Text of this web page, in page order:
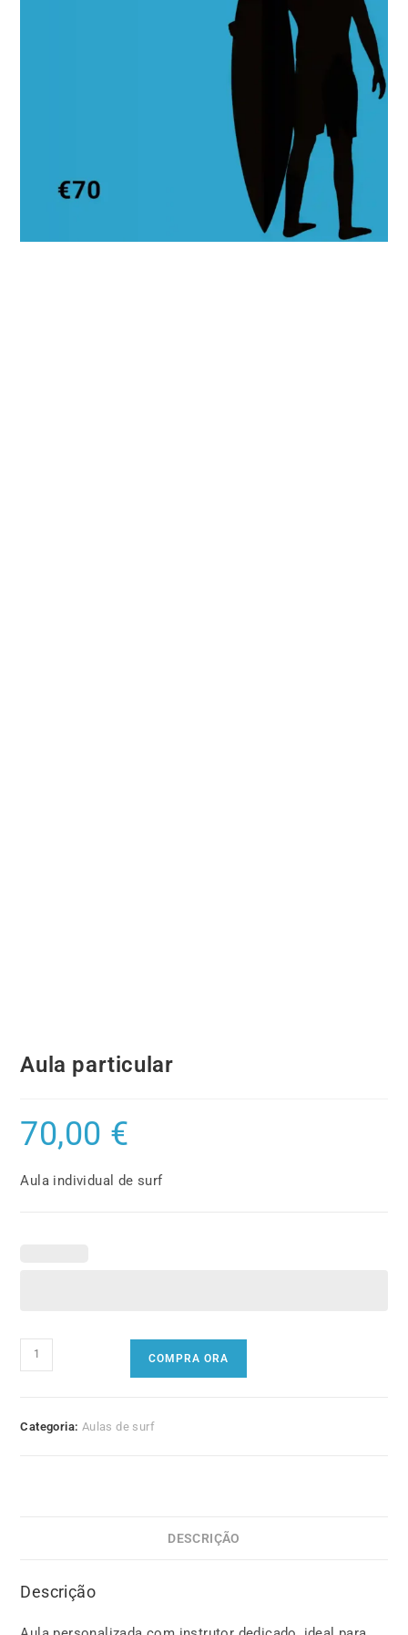
Aula particular
70,00 €
Aula individual de surf
Quantidade
de
COMPRA ORA
Categoria: Aulas de surf
DESCRIÇÃO
Descrição